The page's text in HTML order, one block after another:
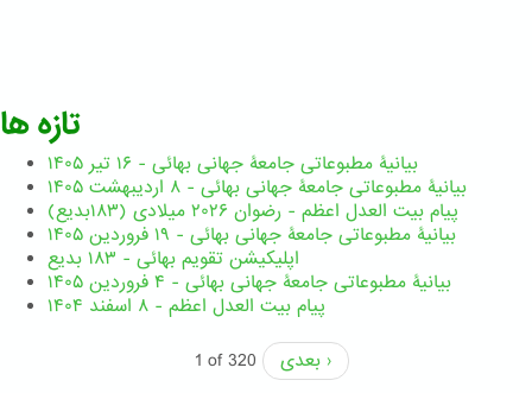
تازه ها
بیانیۀ مطبوعاتی جامعۀ جهانی بهائی - ۱۶ تیر ۱۴۰۵
بیانیۀ مطبوعاتی جامعۀ جهانی بهائی - ۸ اردیبهشت ۱۴۰۵
پیام بیت العدل اعظم - رضوان ۲۰۲۶ میلادی (۱۸۳بدیع)
بیانیۀ مطبوعاتی جامعۀ جهانی بهائی - ۱۹ فروردین ۱۴۰۵
اپلیکیشن تقویم بهائی - ۱۸۳ بدیع
بیانیۀ مطبوعاتی جامعۀ جهانی بهائی - ۴ فروردین ۱۴۰۵
پیام بیت العدل اعظم - ۸ اسفند ۱۴۰۴
1 of 320
بعدی ›